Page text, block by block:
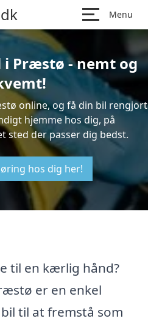
Menu
Præstø - nemt og
online, og få din bil rengjort
hjemme hos dig, på
sted der passer dig bedst.
hos dig her!
til en kærlig hånd?
er en enkel
til at fremstå som